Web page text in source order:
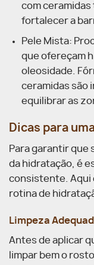
com ceramidas
fortalecer a
Pele Mista:
que ofereçam
oleosidade.
ceramidas são
equilibrar as
Dicas para
Para garantir que
da hidratação, é
consistente. Aqui
rotina de
Limpeza
Antes de aplicar
limpar bem o